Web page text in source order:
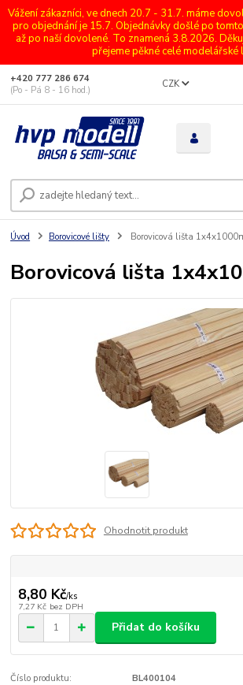
Vážení zákazníci, ve dnech 20.7 - 31.7. máme
pro objednání je 15.7. Objednávky došlé po
až po naší dovolené. To znamená 3.8.2026.
přejeme pěkné celé modelářské
CZK
+420 777 286 674
(Po - Pá 8 - 16 hod.)
Úvod Borovicové lišty Borovicová lišta
Borovicová lišta
Ohodnotit produkt
8,80 Kč/ks
7,27 Kč bez DPH
Přidat do košíku
Číslo produktu: BL400104